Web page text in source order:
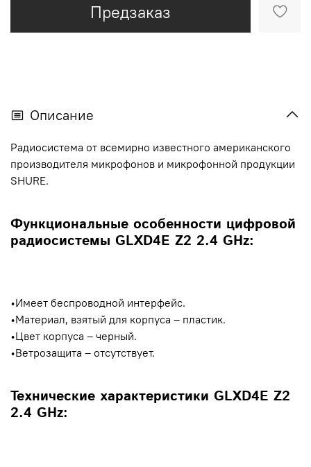
Предзаказ
Описание
Радиосистема от всемирно известного американского
производителя микрофонов и микрофонной продукции
SHURE.
Функциональные особенности цифровой
радиосистемы GLXD4E Z2 2.4 GHz:
•Имеет беспроводной интерфейс.
•Материал, взятый для корпуса – пластик.
•Цвет корпуса – черный.
•Ветрозащита – отсутствует.
Технические характеристики GLXD4E Z2
2.4 GHz: